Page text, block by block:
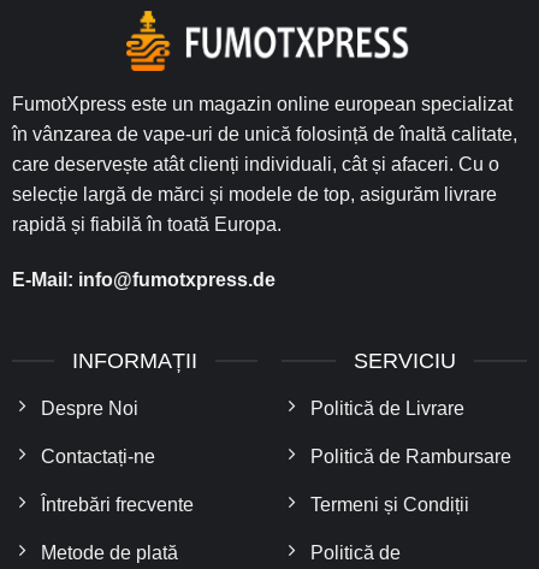
FumotXpress este un magazin online european specializat
în vânzarea de vape-uri de unică folosință de înaltă calitate,
care deservește atât clienți individuali, cât și afaceri. Cu o
selecție largă de mărci și modele de top, asigurăm livrare
rapidă și fiabilă în toată Europa.
E-Mail: info@fumotxpress.de
INFORMAȚII
Despre Noi
Contactați-ne
Întrebări frecvente
Metode de plată
SERVICIU
Politică de Livrare
Politică de Rambursare
Termeni și Condiții
Politică de